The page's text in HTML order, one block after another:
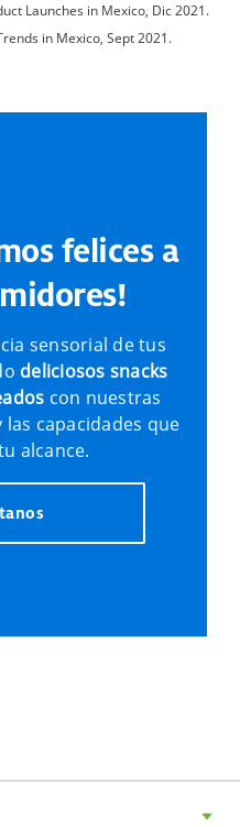
Launches in Mexico, Dic 2021.
in Mexico, Sept 2021.
felices a
sensorial de tus
deliciosos snacks
con nuestras
capacidades que
alcance.